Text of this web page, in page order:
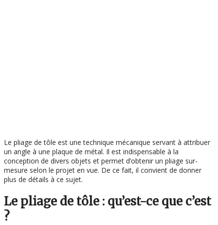
Le pliage de tôle est une technique mécanique servant à attribuer
un angle à une plaque de métal. Il est indispensable à la
conception de divers objets et permet d’obtenir un pliage sur-
mesure selon le projet en vue. De ce fait, il convient de donner
plus de détails à ce sujet.
Le pliage de tôle : qu’est-ce que c’est
?